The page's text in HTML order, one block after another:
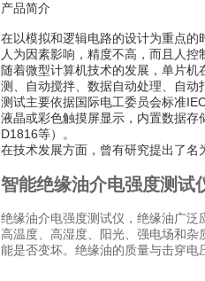
产品简介
在以模拟和逻辑电路的设计为重点
人为因素影响，精度不高，而且人控
随着微型计算机技术的发展，单片
测、自动搅拌、数据自动处理、自动
测试主要依据国际电工委员会标准
液晶或彩色触摸屏显示，内置数据
D1816等）。
在技术发展方面，曾有研究提出了名
智能绝缘油介电强度测试
绝缘油介电强度测试仪，绝缘油广泛
高温度、高湿度、阳光、强电场和
能是否变坏。绝缘油的质量与击穿电